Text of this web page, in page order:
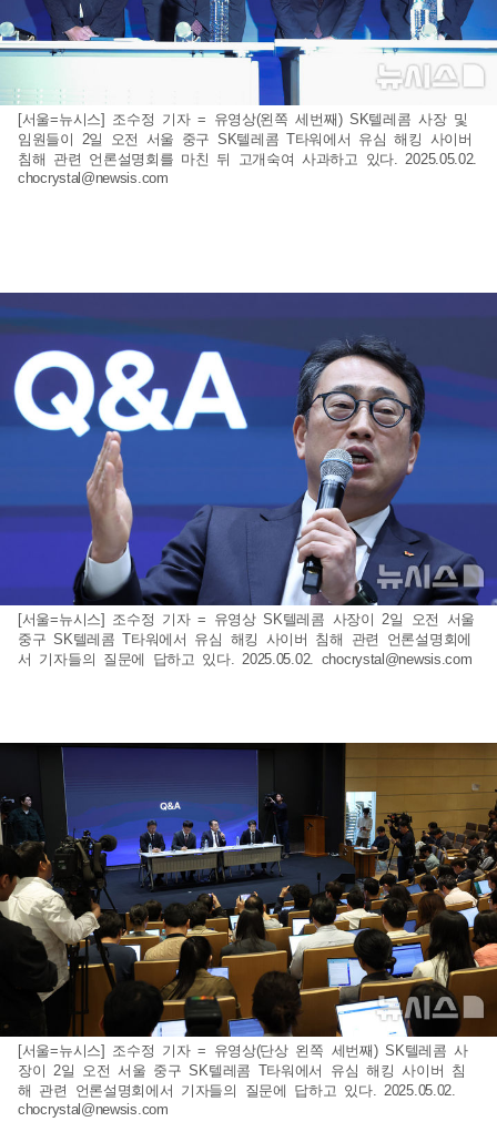
[서울=뉴시스] 조수정 기자 = 유영상(왼쪽 세번째) SK텔레콤 사장 및
임원들이 2일 오전 서울 중구 SK텔레콤 T타워에서 유심 해킹 사이버
침해 관련 언론설명회를 마친 뒤 고개숙여 사과하고 있다. 2025.05.02.
chocrystal@newsis.com
[서울=뉴시스] 조수정 기자 = 유영상 SK텔레콤 사장이 2일 오전 서울
중구 SK텔레콤 T타워에서 유심 해킹 사이버 침해 관련 언론설명회에
서 기자들의 질문에 답하고 있다. 2025.05.02. chocrystal@newsis.com
[서울=뉴시스] 조수정 기자 = 유영상(단상 왼쪽 세번째) SK텔레콤 사
장이 2일 오전 서울 중구 SK텔레콤 T타워에서 유심 해킹 사이버 침
해 관련 언론설명회에서 기자들의 질문에 답하고 있다. 2025.05.02.
chocrystal@newsis.com